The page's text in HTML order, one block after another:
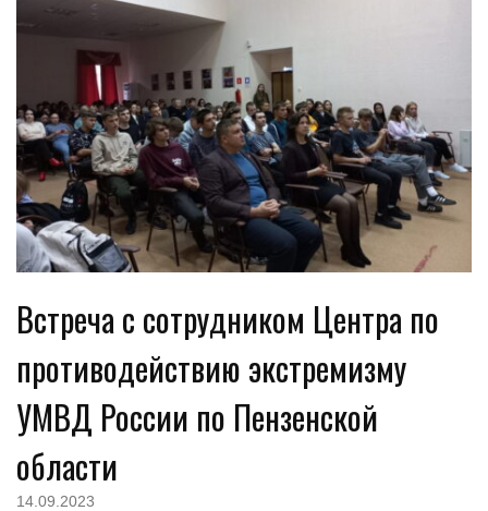
Встреча с сотрудником Центра по
противодействию экстремизму
УМВД России по Пензенской
области
14.09.2023